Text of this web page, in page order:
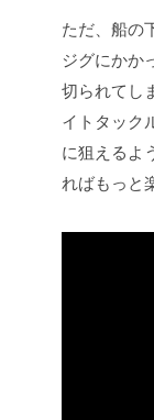
ただ、船の
ジグにかか
切られてし
イトタック
に狙えるよ
ればもっと